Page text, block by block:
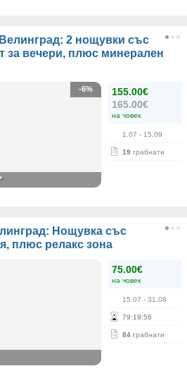
2 нощувки със
за вечери, плюс минерален
155.00€
165.00€
на човек
1.07 - 15.09
19 грабнати
-6%
Нощувка със
плюс релакс зона
75.00€
на човек
15.07 - 31.08
79:19:56
84 грабнати